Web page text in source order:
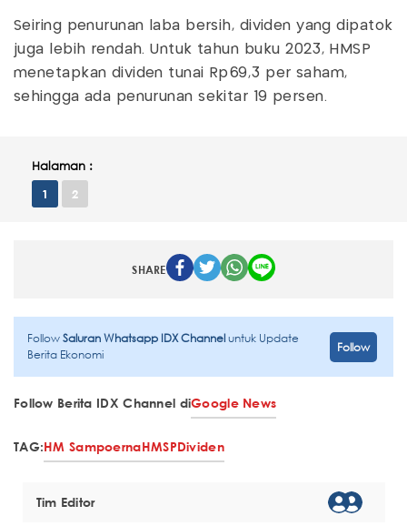
Seiring penurunan laba bersih, dividen yang dipatok
juga lebih rendah. Untuk tahun buku 2023, HMSP
menetapkan dividen tunai Rp69,3 per saham,
sehingga ada penurunan sekitar 19 persen.
Halaman :
1 2
SHARE
FollowSaluran Whatsapp IDX Channeluntuk Update
Berita Ekonomi
Follow
Follow Berita IDX Channel diGoogle News
TAG:HM SampoernaHMSPDividen
Tim Editor